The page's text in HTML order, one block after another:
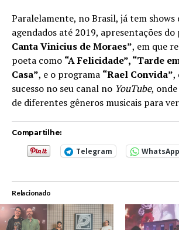
Paralelamente, no Brasil, já tem shows
agendados até 2019, apresentações
Canta Vinicius de Moraes”, em que
poeta como “A Felicidade”, “Tarde
Casa”, e o programa “Rael Convida”,
sucesso no seu canal no YouTube,
de diferentes gêneros musicais para
Compartilhe:
Telegram WhatsApp
Relacionado